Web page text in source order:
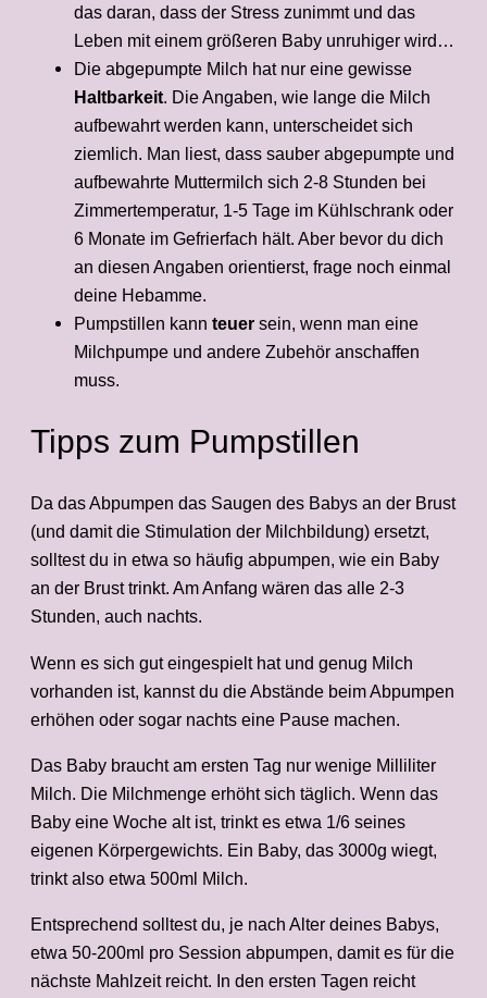
das daran, dass der Stress zunimmt und das
Leben mit einem größeren Baby unruhiger wird…
Die abgepumpte Milch hat nur eine gewisse
Haltbarkeit. Die Angaben, wie lange die Milch
aufbewahrt werden kann, unterscheidet sich
ziemlich. Man liest, dass sauber abgepumpte und
aufbewahrte Muttermilch sich 2-8 Stunden bei
Zimmertemperatur, 1-5 Tage im Kühlschrank oder
6 Monate im Gefrierfach hält. Aber bevor du dich
an diesen Angaben orientierst, frage noch einmal
deine Hebamme.
Pumpstillen kann teuer sein, wenn man eine
Milchpumpe und andere Zubehör anschaffen
muss.
Tipps zum Pumpstillen
Da das Abpumpen das Saugen des Babys an der Brust
(und damit die Stimulation der Milchbildung) ersetzt,
solltest du in etwa so häufig abpumpen, wie ein Baby
an der Brust trinkt. Am Anfang wären das alle 2-3
Stunden, auch nachts.
Wenn es sich gut eingespielt hat und genug Milch
vorhanden ist, kannst du die Abstände beim Abpumpen
erhöhen oder sogar nachts eine Pause machen.
Das Baby braucht am ersten Tag nur wenige Milliliter
Milch. Die Milchmenge erhöht sich täglich. Wenn das
Baby eine Woche alt ist, trinkt es etwa 1/6 seines
eigenen Körpergewichts. Ein Baby, das 3000g wiegt,
trinkt also etwa 500ml Milch.
Entsprechend solltest du, je nach Alter deines Babys,
etwa 50-200ml pro Session abpumpen, damit es für die
nächste Mahlzeit reicht. In den ersten Tagen reicht